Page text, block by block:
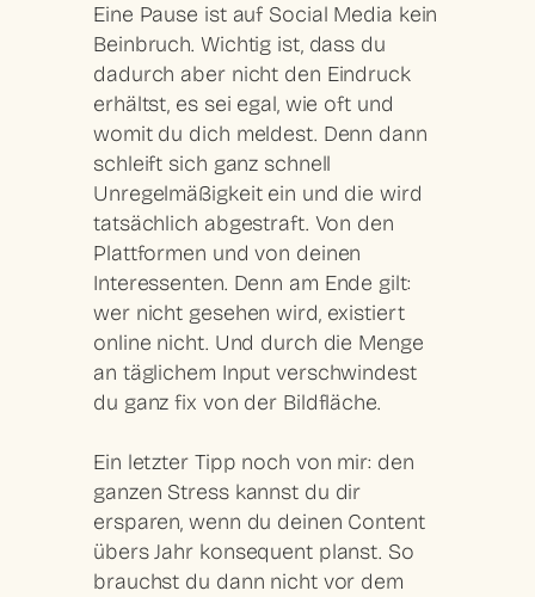
Eine Pause ist auf Social Media kein
Beinbruch. Wichtig ist, dass du
dadurch aber nicht den Eindruck
erhältst, es sei egal, wie oft und
womit du dich meldest. Denn dann
schleift sich ganz schnell
Unregelmäßigkeit ein und die wird
tatsächlich abgestraft. Von den
Plattformen und von deinen
Interessenten. Denn am Ende gilt:
wer nicht gesehen wird, existiert
online nicht. Und durch die Menge
an täglichem Input verschwindest
du ganz fix von der Bildfläche.
Ein letzter Tipp noch von mir: den
ganzen Stress kannst du dir
ersparen, wenn du deinen Content
übers Jahr konsequent planst. So
brauchst du dann nicht vor dem